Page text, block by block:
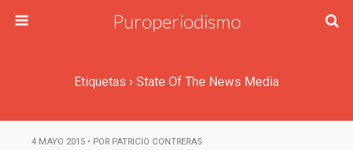
Puroperiodismo
Etiquetas › State Of The News Media
4 MAYO 2015 • POR PATRICIO CONTRERAS